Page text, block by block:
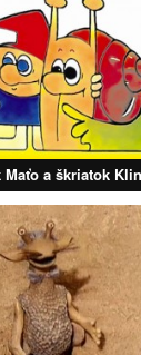
Maťo a škriatok